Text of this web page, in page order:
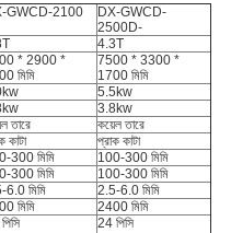
GWCD-2100
DX-GWCD-
2500D-
4.3T
* 2900 *
মিমি
7500 * 3300 *
1700 মিমি
5.5kw
3.8kw
তারে
কয়েল তারে
কাটা
প্রাক কাটা
300 মিমি
100-300 মিমি
300 মিমি
100-300 মিমি
6.0 মিমি
2.5-6.0 মিমি
মিমি
2400 মিমি
24 পিসি